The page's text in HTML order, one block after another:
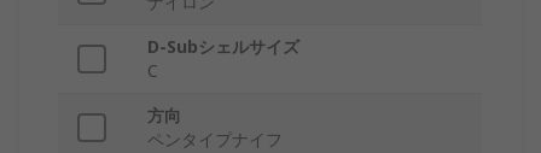
D-Subシェルサイズ
C
方向
ペンタイプナイフ